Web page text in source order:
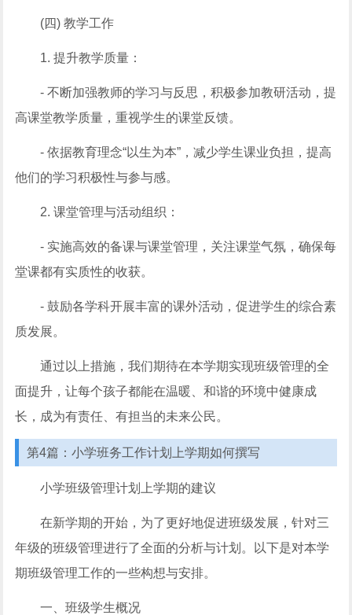
(四) 教学工作
1. 提升教学质量：
- 不断加强教师的学习与反思，积极参加教研活动，提
高课堂教学质量，重视学生的课堂反馈。
- 依据教育理念“以生为本”，减少学生课业负担，提高
他们的学习积极性与参与感。
2. 课堂管理与活动组织：
- 实施高效的备课与课堂管理，关注课堂气氛，确保每
堂课都有实质性的收获。
- 鼓励各学科开展丰富的课外活动，促进学生的综合素
质发展。
通过以上措施，我们期待在本学期实现班级管理的全
面提升，让每个孩子都能在温暖、和谐的环境中健康成
长，成为有责任、有担当的未来公民。
第4篇：小学班务工作计划上学期如何撰写
小学班级管理计划上学期的建议
在新学期的开始，为了更好地促进班级发展，针对三
年级的班级管理进行了全面的分析与计划。以下是对本学
期班级管理工作的一些构想与安排。
一、班级学生概况